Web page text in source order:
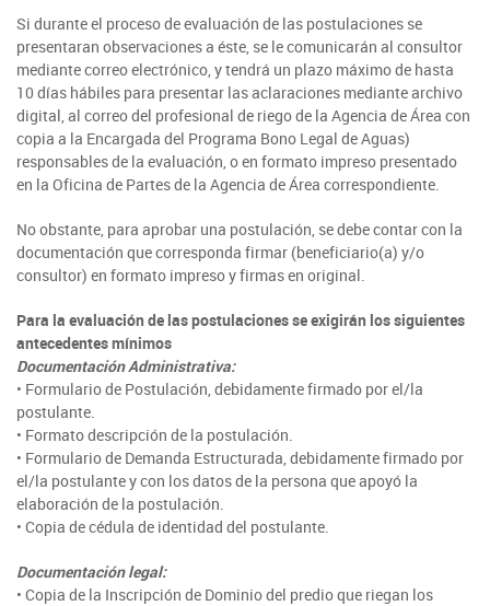
Registro Ley 19.862
Oficina virtual de atención ciudadana
Indicadores de Gestión
Servicio de Asesoría Técnica - SAT
Programa de Alianzas Productivas
Crédito Corto Plazo
Ver todos los Programas
Concursos de Fomento
Turismo Rural
SIPAN
Atacama
Coquimbo
Maule
Ñuble
Biobío
Aysén
Magallanes
Podcast
Fotografías
Seminarios
Biblioteca
Suscríbase a nuestras noticias
Videos
Podcast
Fotografía
Biblioteca
INDAP Agustinas 1465, Santiago de Chile
Teléfono:+56 2 2303 8000
Si durante el proceso de evaluación de las postulaciones se
presentaran observaciones a éste, se le comunicarán al consultor
mediante correo electrónico, y tendrá un plazo máximo de hasta
10 días hábiles para presentar las aclaraciones mediante archivo
digital, al correo del profesional de riego de la Agencia de Área con
copia a la Encargada del Programa Bono Legal de Aguas)
responsables de la evaluación, o en formato impreso presentado
en la Oficina de Partes de la Agencia de Área correspondiente.
No obstante, para aprobar una postulación, se debe contar con la
documentación que corresponda firmar (beneficiario(a) y/o
consultor) en formato impreso y firmas en original.
Para la evaluación de las postulaciones se exigirán los siguientes
antecedentes mínimos
Documentación Administrativa:
• Formulario de Postulación, debidamente firmado por el/la
postulante.
• Formato descripción de la postulación.
• Formulario de Demanda Estructurada, debidamente firmado por
el/la postulante y con los datos de la persona que apoyó la
elaboración de la postulación.
• Copia de cédula de identidad del postulante.
Documentación legal:
• Copia de la Inscripción de Dominio del predio que riegan los